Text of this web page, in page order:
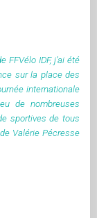
FFVélo IDF, j’ai été
sur la place des
internationale
de nombreuses
sportives de tous
Valérie Pécresse